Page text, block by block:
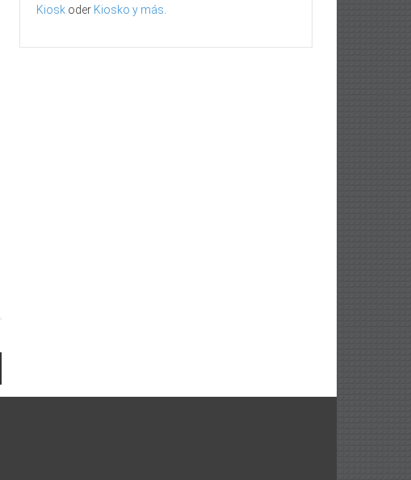
Kiosk oder Kiosko y más